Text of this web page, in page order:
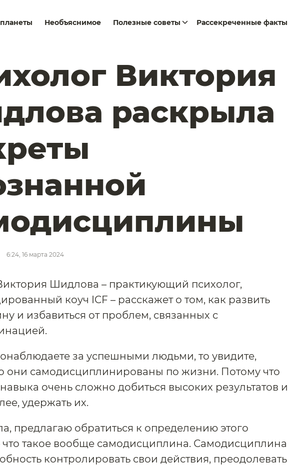
Необъяснимое Полезные советы Рассекреченные факты
Виктория
раскрыла
6:24, 16 марта 2024
Шидлова – практикующий психолог,
коуч ICF – расскажет о том, как развить
и избавиться от проблем, связанных с
за успешными людьми, то увидите,
они самодисциплинированы по жизни. Потому что
навыка очень сложно добиться высоких результатов и
удержать их.
предлагаю обратиться к определению этого
что такое вообще самодисциплина. Самодисциплина
контролировать свои действия, преодолевать